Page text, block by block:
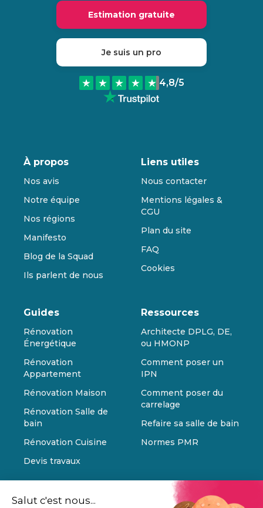
Salut c'est nous...
Estimation gratuite
Je suis un pro
4,8/5
À propos
Nos avis
Notre équipe
Nos régions
Manifesto
Blog de la Squad
Ils parlent de nous
Liens utiles
Nous contacter
Mentions légales &
CGU
Plan du site
FAQ
Cookies
Guides
Rénovation
Énergétique
Rénovation
Appartement
Rénovation Maison
Rénovation Salle de
bain
Rénovation Cuisine
Devis travaux
Ressources
Architecte DPLG, DE,
ou HMONP
Comment poser un
IPN
Comment poser du
carrelage
Refaire sa salle de bain
Normes PMR